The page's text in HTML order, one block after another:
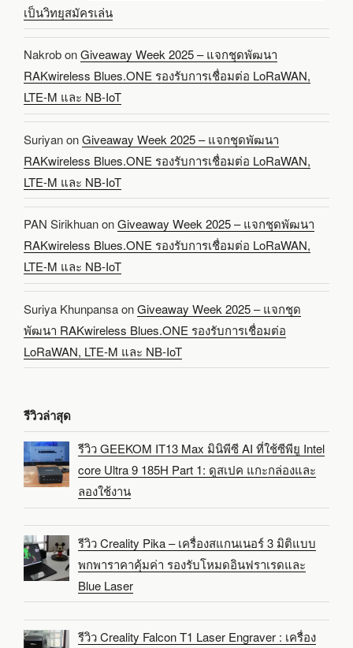
เป็นวิทยุสมัครเล่น
NakrobonGiveaway Week 2025 – แจกชุดพัฒนา
RAKwireless Blues.ONE รองรับการเชื่อมต่อ LoRaWAN,
LTE-M และ NB-IoT
SuriyanonGiveaway Week 2025 – แจกชุดพัฒนา
RAKwireless Blues.ONE รองรับการเชื่อมต่อ LoRaWAN,
LTE-M และ NB-IoT
PAN SirikhuanonGiveaway Week 2025 – แจกชุดพัฒนา
RAKwireless Blues.ONE รองรับการเชื่อมต่อ LoRaWAN,
LTE-M และ NB-IoT
Suriya KhunpansaonGiveaway Week 2025 – แจกชุด
พัฒนา RAKwireless Blues.ONE รองรับการเชื่อมต่อ
LoRaWAN, LTE-M และ NB-IoT
รีวิวล่าสุด
รีวิว GEEKOM IT13 Max มินิพีซี AI ที่ใช้ซีพียู Intel
core Ultra 9 185H Part 1: ดูสเปค แกะกล่องและ
ลองใช้งาน
รีวิว Creality Pika – เครื่องสแกนเนอร์ 3 มิติแบบ
พกพาราคาคุ้มค่า รองรับโหมดอินฟราเรดและ
Blue Laser
รีวิว Creality Falcon T1 Laser Engraver : เครื่อง